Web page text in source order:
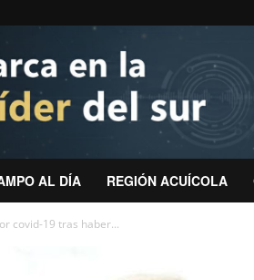
AL DÍA REGIÓN ACUÍCOLA
covid-19 tras haber...